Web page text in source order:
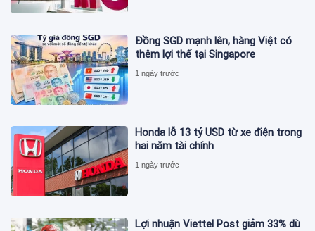
Đồng SGD mạnh lên, hàng Việt có
thêm lợi thế tại Singapore
1 ngày trước
Honda lỗ 13 tỷ USD từ xe điện trong
hai năm tài chính
1 ngày trước
Lợi nhuận Viettel Post giảm 33% dù